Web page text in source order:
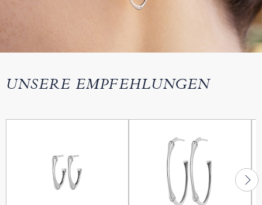
UNSERE EMPFEHLUNGEN